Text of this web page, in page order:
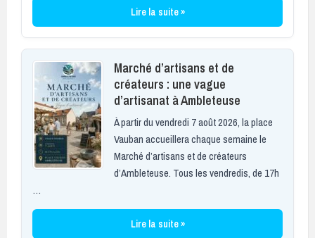
Lire la suite »
Marché d’artisans et de
créateurs : une vague
d’artisanat à Ambleteuse
À partir du vendredi 7 août 2026, la place
Vauban accueillera chaque semaine le
Marché d’artisans et de créateurs
d’Ambleteuse. Tous les vendredis, de 17h
…
Lire la suite »